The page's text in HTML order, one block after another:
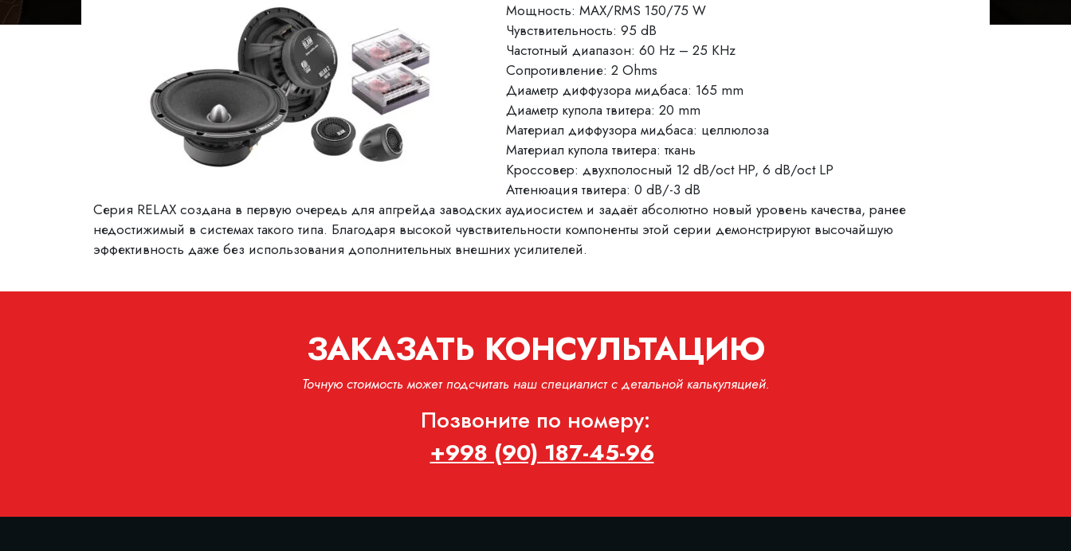
Мощность: MAX/RMS 150/75 W
Чувствительность: 95 dB
Частотный диапазон: 60 Hz – 25 KHz
Сопротивление: 2 Ohms
Диаметр диффузора мидбаса: 165 mm
Диаметр купола твитера: 20 mm
Материал диффузора мидбаса: целлюлоза
Материал купола твитера: ткань
Кроссовер: двухполосный 12 dB/oct HP, 6 dB/oct LP
Аттенюация твитера: 0 dB/-3 dB
Серия RELAX создана в первую очередь для апгрейда заводских аудиосистем и задаёт абсолютно новый уровень качества, ранее
недостижимый в системах такого типа. Благодаря высокой чувствительности компоненты этой серии демонстрируют высочайшую
эффективность даже без использования дополнительных внешних усилителей.
ЗАКАЗАТЬ КОНСУЛЬТАЦИЮ
Точную стоимость может подсчитать наш специалист с детальной калькуляцией.
Позвоните по номеру:
+998 (90) 187-45-96